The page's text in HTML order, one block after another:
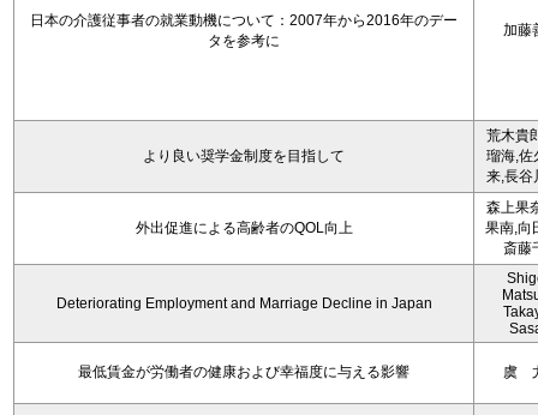
日本の介護従事者の就業動機について：2007年から2016年のデー
タを参考に
加藤
より良い奨学金制度を目指して
荒木貴
瑠海,佐
来,長谷
外出促進による高齢者のQOL向上
森上果
果南,向
斎藤
Deteriorating Employment and Marriage Decline in Japan
最低賃金が労働者の健康および幸福度に与える影響 虞